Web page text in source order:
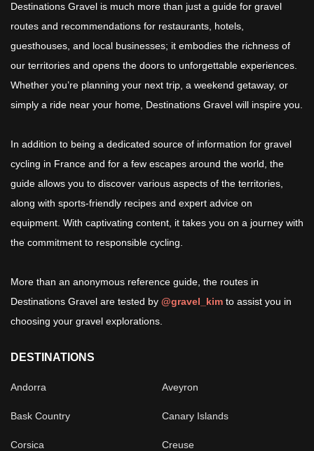
Destinations Gravel is much more than just a guide for gravel
routes and recommendations for restaurants, hotels,
guesthouses, and local businesses; it embodies the richness of
our territories and opens the doors to unforgettable experiences.
Whether you’re planning your next trip, a weekend getaway, or
simply a ride near your home, Destinations Gravel will inspire you.
In addition to being a dedicated source of information for gravel
cycling in France and for a few escapes around the world, the
guide allows you to discover various aspects of the territories,
along with sports-friendly recipes and expert advice on
equipment. With captivating content, it takes you on a journey with
the commitment to responsible cycling.
More than an anonymous reference guide, the routes in
Destinations Gravel are tested by @gravel_kim to assist you in
choosing your gravel explorations.
DESTINATIONS
Andorra Aveyron
Bask Country Canary Islands
Corsica Creuse